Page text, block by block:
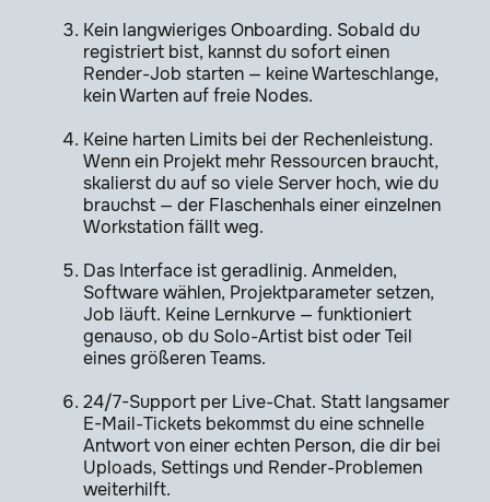
Kein langwieriges Onboarding. Sobald du
registriert bist, kannst du sofort einen
Render-Job starten — keine Warteschlange,
kein Warten auf freie Nodes.
Keine harten Limits bei der Rechenleistung.
Wenn ein Projekt mehr Ressourcen braucht,
skalierst du auf so viele Server hoch, wie du
brauchst — der Flaschenhals einer einzelnen
Workstation fällt weg.
Das Interface ist geradlinig. Anmelden,
Software wählen, Projektparameter setzen,
Job läuft. Keine Lernkurve — funktioniert
genauso, ob du Solo-Artist bist oder Teil
eines größeren Teams.
24/7-Support per Live-Chat. Statt langsamer
E-Mail-Tickets bekommst du eine schnelle
Antwort von einer echten Person, die dir bei
Uploads, Settings und Render-Problemen
weiterhilft.